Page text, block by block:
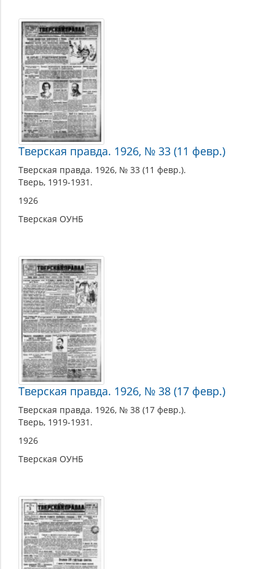
Тверская правда. 1926, № 33 (11 февр.)
Тверская правда. 1926, № 33 (11 февр.).
Тверь, 1919-1931.
1926
Тверская ОУНБ
Тверская правда. 1926, № 38 (17 февр.)
Тверская правда. 1926, № 38 (17 февр.).
Тверь, 1919-1931.
1926
Тверская ОУНБ